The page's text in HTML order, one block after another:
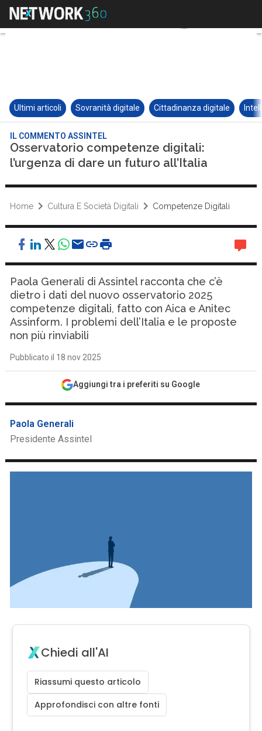
Ultimi articoli Sovranità digitale Cittadinanza digitale
IL COMMENTO ASSINTEL
Osservatorio competenze digitali:
l’urgenza di dare un futuro all’Italia
Home Cultura E Società Digitali Competenze Digitali
Paola Generali di Assintel racconta che c’è
dietro i dati del nuovo osservatorio 2025
competenze digitali, fatto con Aica e Anitec
Assinform. I problemi dell’Italia e le proposte
non più rinviabili
Pubblicato il 18 nov 2025
Aggiungi tra i preferiti su Google
Paola Generali
Presidente Assintel
Chiedi all'AI
Riassumi questo articolo
Approfondisci con altre fonti